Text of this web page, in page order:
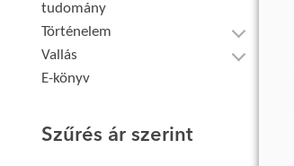
tudomány
Történelem
Vallás
E-könyv
Szűrés ár szerint